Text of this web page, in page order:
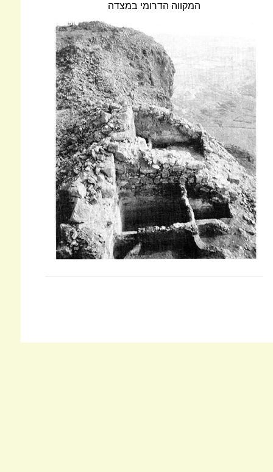
המקווה הדרומי במצדה